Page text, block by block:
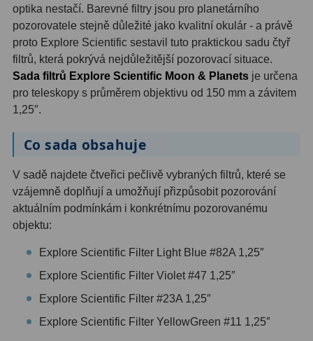
Sluneční44
CLS a UHC18
Širokopásmové 13
OIII
Hβ6
SII2
Planetární
Barevné
Barlow 2x38
Barlow 3x12
optika nestačí. Barevné filtry jsou pro planetárního
pozorovatele stejně důležité jako kvalitní okulár - a právě
proto Explore Scientific sestavil tuto praktickou sadu čtyř
filtrů, která pokrývá nejdůležitější pozorovací situace.
Sada filtrů Explore Scientific Moon & Planets je určena
pro teleskopy s průměrem objektivu od 150 mm a závitem
1,25″.
Co sada obsahuje
V sadě najdete čtveřici pečlivě vybraných filtrů, které se
vzájemně doplňují a umožňují přizpůsobit pozorování
aktuálním podmínkám i konkrétnímu pozorovanému
objektu:
Explore Scientific Filter Light Blue #82A 1,25″
Explore Scientific Filter Violet #47 1,25″
Explore Scientific Filter #23A 1,25″
Explore Scientific Filter YellowGreen #11 1,25″